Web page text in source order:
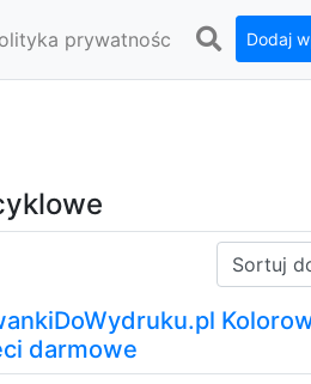
prywatnośc Dodaj
Sortuj:
darmowe